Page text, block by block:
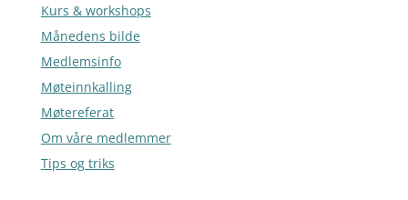
Kurs & workshops
Månedens bilde
Medlemsinfo
Møteinnkalling
Møtereferat
Om våre medlemmer
Tips og triks